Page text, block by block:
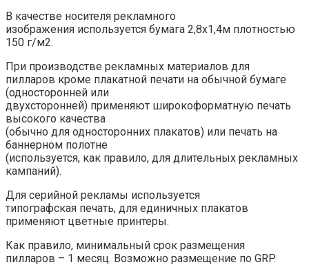
В качестве носителя рекламного
изображения используется бумага 2,8х1,4м плотностью
150 г/м2.
При производстве рекламных материалов для
пилларов кроме плакатной печати на обычной бумаге
(односторонней или
двухсторонней) применяют широкоформатную печать
высокого качества
(обычно для односторонних плакатов) или печать на
баннерном полотне
(используется, как правило, для длительных рекламных
кампаний).
Для серийной рекламы используется
типографская печать, для единичных плакатов
применяют цветные принтеры.
Как правило, минимальный срок размещения
пилларов – 1 месяц. Возможно размещение по GRP.